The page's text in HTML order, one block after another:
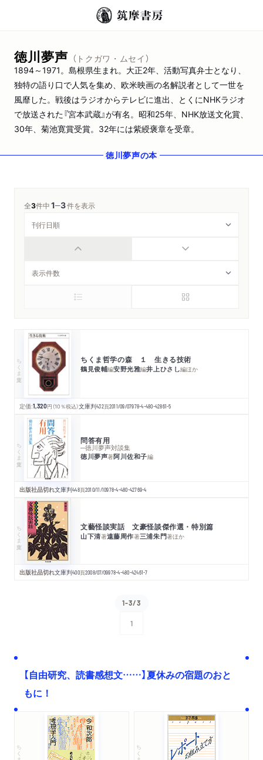
徳川夢声 （トクガワ・ムセイ）
1894～1971。島根県生まれ。大正2年、活動写真弁士となり、
独特の語り口で人気を集め、欧米映画の名解説者として一世を
風靡した。戦後はラジオからテレビに進出、とくにNHKラジオ
で放送された『宮本武蔵』が有名。昭和25年、NHK放送文化賞、
30年、菊池寛賞受賞。32年には紫綬褒章を受章。
徳川夢声の本
全3件中1─3件を表示
ちくま文庫 ちくま哲学の森 １ 生きる技術
鶴見俊輔編安野光雅編井上ひさし編ほか
定価:1,320円 （10％税込）文庫判432頁2011/09/07978-4-480-42861-5
ちくま文庫 問答有用
─徳川夢声対談集
徳川夢声著阿川佐和子編
出版社品切れ文庫判448頁2010/11/10978-4-480-42769-4
ちくま文庫 文藝怪談実話 文豪怪談傑作選・特別篇
山下清著遠藤周作著三浦朱門著ほか
出版社品切れ文庫判400頁2008/07/09978-4-480-42461-7
1-3/3
1
【自由研究、読書感想文……】夏休みの宿題のおと
もに！
ちくま文庫 ちくま学芸文庫